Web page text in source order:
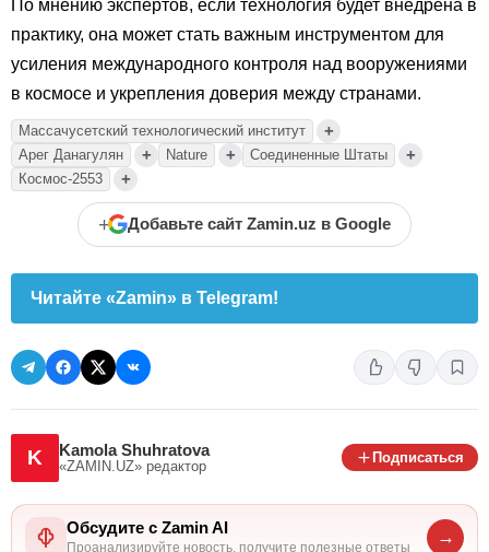
По мнению экспертов, если технология будет внедрена в
практику, она может стать важным инструментом для
усиления международного контроля над вооружениями
в космосе и укрепления доверия между странами.
Массачусетский технологический институт +
Арег Данагулян + Nature + Соединенные Штаты +
Космос-2553 +
+ Добавьте сайт Zamin.uz в Google
Читайте «Zamin» в Telegram!
K Kamola Shuhratova
«ZAMIN.UZ» редактор
Подписаться
Обсудите с Zamin AI
Проанализируйте новость, получите полезные ответы
→